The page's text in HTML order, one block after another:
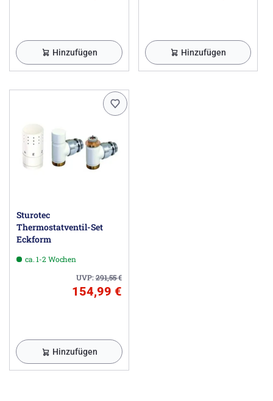
Hinzufügen Hinzufügen
Sturotec
Thermostatventil-Set
Eckform
ca. 1-2 Wochen
UVP:291,55€
154,99 €
Hinzufügen